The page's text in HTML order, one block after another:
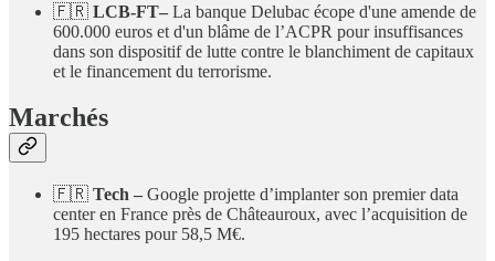
🇫🇷 LCB-FT– La banque Delubac écope d'une amende de
600.000 euros et d'un blâme de l’ACPR pour insuffisances
dans son dispositif de lutte contre le blanchiment de capitaux
et le financement du terrorisme.
Marchés
🇫🇷 Tech – Google projette d’implanter son premier data
center en France près de Châteauroux, avec l’acquisition de
195 hectares pour 58,5 M€.